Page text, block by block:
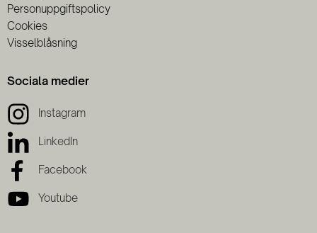
Personuppgiftspolicy
Cookies
Visselblåsning
Sociala medier
Instagram
LinkedIn
Facebook
Youtube